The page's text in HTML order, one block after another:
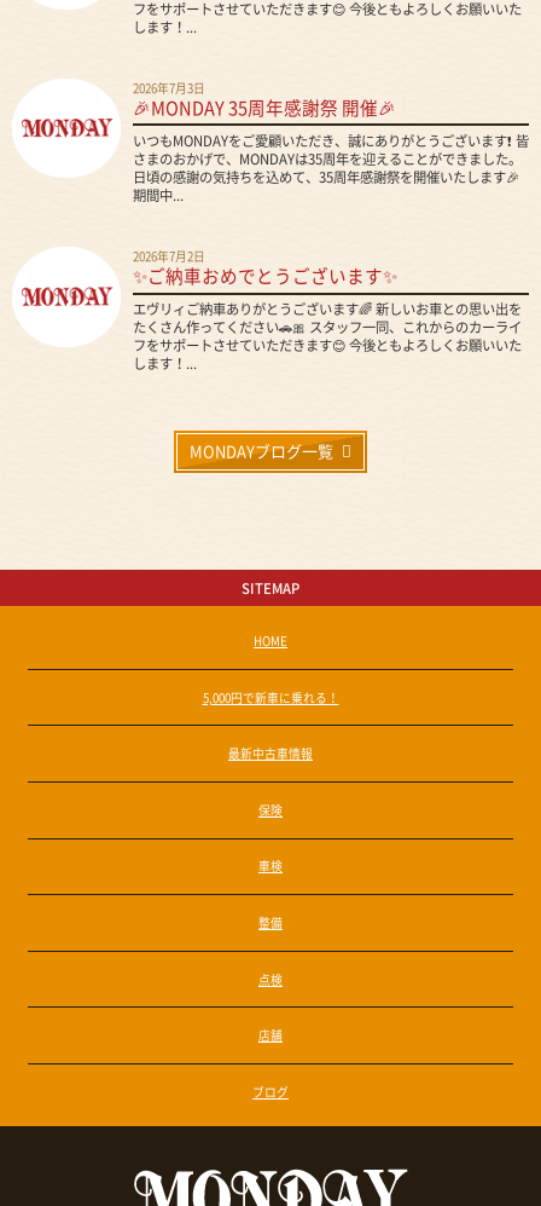
フをサポートさせていただきます😊 今後ともよろしくお願いいた
します！...
2026年7月3日
🎉MONDAY 35周年感謝祭 開催🎉
いつもMONDAYをご愛顧いただき、誠にありがとうございます❗ 皆
さまのおかげで、MONDAYは35周年を迎えることができました。
日頃の感謝の気持ちを込めて、35周年感謝祭を開催いたします🎉
期間中...
2026年7月2日
✨ご納車おめでとうございます✨
エヴリィご納車ありがとうございます🌈 新しいお車との思い出を
たくさん作ってください🚗🎀 スタッフ一同、これからのカーライ
フをサポートさせていただきます😊 今後ともよろしくお願いいた
します！...
MONDAYブログ一覧
SITEMAP
HOME
5,000円で新車に乗れる！
最新中古車情報
保険
車検
整備
点検
店舗
ブログ